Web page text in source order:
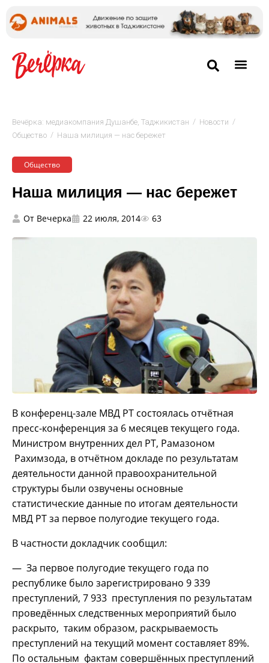
Вечёрка: медиакомпания Душанбе, Таджикистан / Новости /
Общество / Наша милиция — нас бережет
Общество
Наша милиция — нас бережет
От Вечерка 22 июля, 2014 63
В конференц-зале МВД РТ состоялась отчётная
пресс-конференция за 6 месяцев текущего года.
Министром внутренних дел РТ, Рамазоном
Рахимзода, в отчётном докладе по результатам
деятельности данной правоохранительной
структуры были озвучены основные
статистические данные по итогам деятельности
МВД РТ за первое полугодие текущего года.
В частности докладчик сообщил:
— За первое полугодие текущего года по
республике было зарегистрировано 9 339
преступлений, 7 933 преступления по результатам
проведённых следственных мероприятий было
раскрыто, таким образом, раскрываемость
преступлений на текущий момент составляет 89%.
По остальным фактам совершённых преступлений